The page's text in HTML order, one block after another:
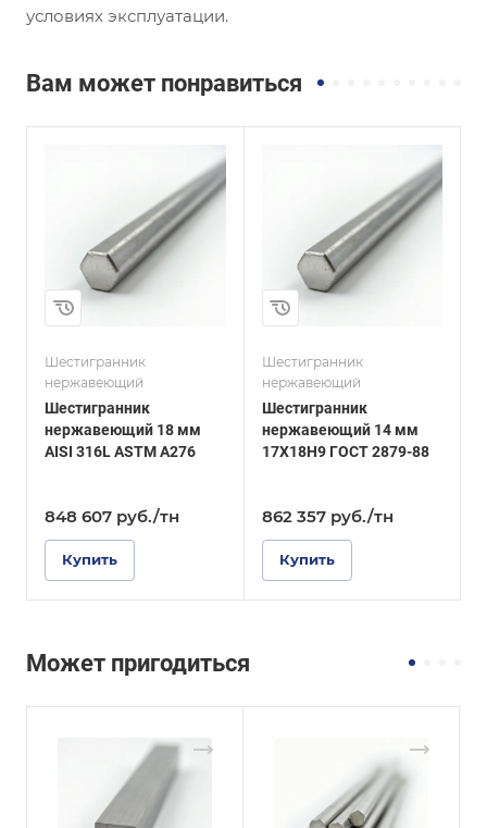
условиях эксплуатации.
Вам может понравиться
Шестигранник
нержавеющий
Шестигранник
нержавеющий 18 мм
AISI 316L ASTM A276
848 607 руб./тн
Купить
Сплав / Марка стали
ГОСТ, ТУ
ГОСТ 2879-88
Технология
изготовления
14
Шестигранник
нержавеющий
Шестигранник
нержавеющий 14 мм
17Х18Н9 ГОСТ 2879-88
862 357 руб./тн
Купить
Сплав / Марка стали
ГОСТ, ТУ
ГОСТ 2879-88
Технология
изготовления
24
Может пригодиться